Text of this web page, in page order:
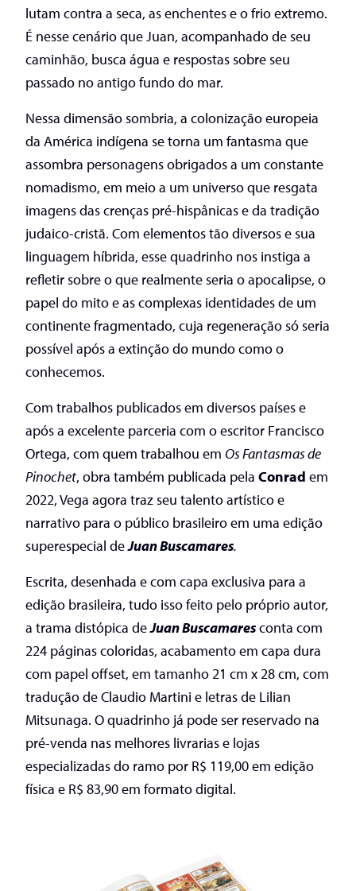
lutam contra a seca, as enchentes e o frio extremo.
É nesse cenário que Juan, acompanhado de seu
caminhão, busca água e respostas sobre seu
passado no antigo fundo do mar.
Nessa dimensão sombria, a colonização europeia
da América indígena se torna um fantasma que
assombra personagens obrigados a um constante
nomadismo, em meio a um universo que resgata
imagens das crenças pré-hispânicas e da tradição
judaico-cristã. Com elementos tão diversos e sua
linguagem híbrida, esse quadrinho nos instiga a
refletir sobre o que realmente seria o apocalipse, o
papel do mito e as complexas identidades de um
continente fragmentado, cuja regeneração só seria
possível após a extinção do mundo como o
conhecemos.
Com trabalhos publicados em diversos países e
após a excelente parceria com o escritor Francisco
Ortega, com quem trabalhou em Os Fantasmas de
Pinochet, obra também publicada pela Conrad em
2022, Vega agora traz seu talento artístico e
narrativo para o público brasileiro em uma edição
superespecial deJuan Buscamares.
Escrita, desenhada e com capa exclusiva para a
edição brasileira, tudo isso feito pelo próprio autor,
a trama distópica deJuan Buscamaresconta com
224 páginas coloridas, acabamento em capa dura
com papel offset, em tamanho 21 cm x 28 cm, com
tradução de Claudio Martini e letras de Lilian
Mitsunaga. O quadrinho já pode ser reservado na
pré-venda nas melhores livrarias e lojas
especializadas do ramo por R$ 119,00 em edição
física e R$ 83,90 em formato digital.